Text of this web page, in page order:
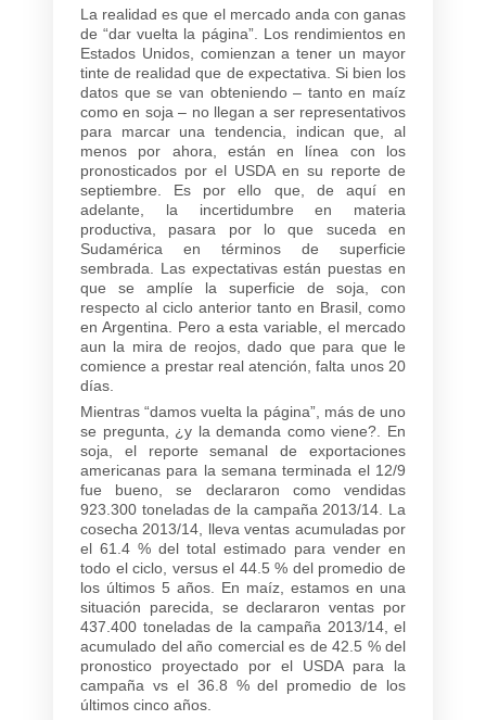
La realidad es que el mercado anda con ganas
de “dar vuelta la página”. Los rendimientos en
Estados Unidos, comienzan a tener un mayor
tinte de realidad que de expectativa. Si bien los
datos que se van obteniendo – tanto en maíz
como en soja – no llegan a ser representativos
para marcar una tendencia, indican que, al
menos por ahora, están en línea con los
pronosticados por el USDA en su reporte de
septiembre. Es por ello que, de aquí en
adelante, la incertidumbre en materia
productiva, pasara por lo que suceda en
Sudamérica en términos de superficie
sembrada. Las expectativas están puestas en
que se amplíe la superficie de soja, con
respecto al ciclo anterior tanto en Brasil, como
en Argentina. Pero a esta variable, el mercado
aun la mira de reojos, dado que para que le
comience a prestar real atención, falta unos 20
días.
Mientras “damos vuelta la página”, más de uno
se pregunta, ¿y la demanda como viene?. En
soja, el reporte semanal de exportaciones
americanas para la semana terminada el 12/9
fue bueno, se declararon como vendidas
923.300 toneladas de la campaña 2013/14. La
cosecha 2013/14, lleva ventas acumuladas por
el 61.4 % del total estimado para vender en
todo el ciclo, versus el 44.5 % del promedio de
los últimos 5 años. En maíz, estamos en una
situación parecida, se declararon ventas por
437.400 toneladas de la campaña 2013/14, el
acumulado del año comercial es de 42.5 % del
pronostico proyectado por el USDA para la
campaña vs el 36.8 % del promedio de los
últimos cinco años.